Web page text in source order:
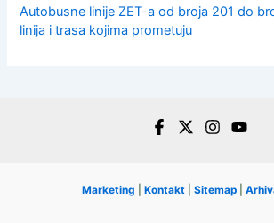
Autobusne linije ZET-a od broja 201 do
linija i trasa kojima prometuju
Marketing Kontakt Sitemap